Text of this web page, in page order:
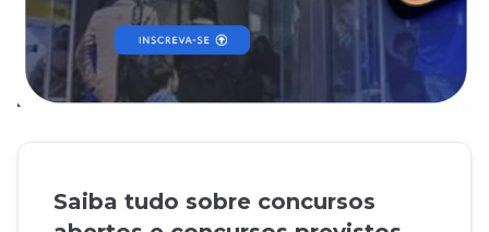
Saiba tudo sobre concursos